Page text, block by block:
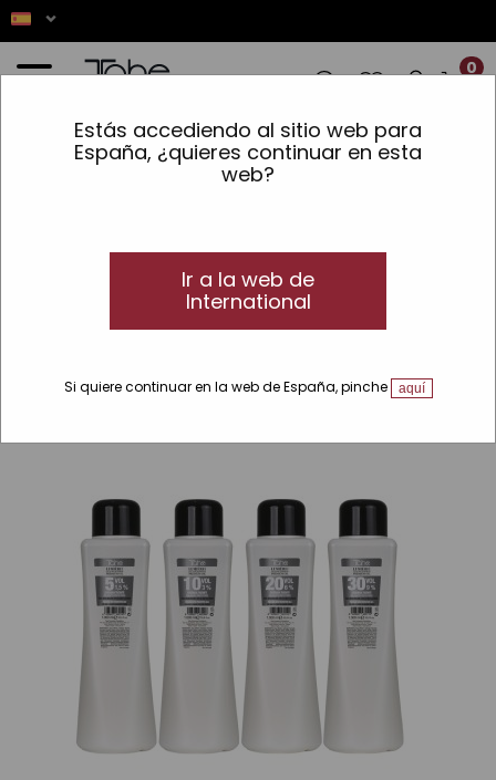
Estás accediendo al sitio web para
España, ¿quieres continuar en esta
web?
Ir a la web de
International
Si quiere continuar en la web de España, pinche aquí
0
✨ LOS PEDIDOS REALIZADOS
Este producto no
está disponible